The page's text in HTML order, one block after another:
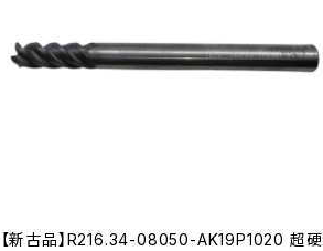
【新古品】R216.34-08050-AK19P1020 超硬